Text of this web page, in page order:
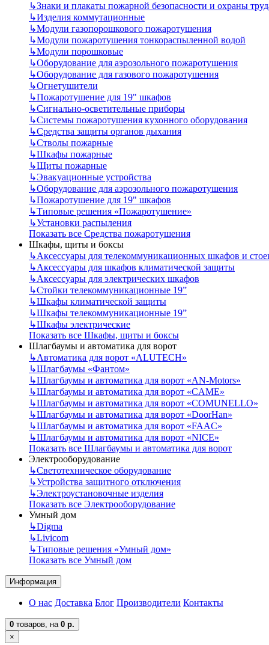
↳Знаки и плакаты пожарной безопасности и охраны
↳Изделия коммутационные
↳Модули газопорошкового пожаротушения
↳Модули пожаротушения тонкораспыленной водой
↳Модули порошковые
↳Оборудование для аэрозольного пожаротушения
↳Оборудование для газового пожаротушения
↳Огнетушители
↳Пожаротушение для 19" шкафов
↳Сигнально-осветительные приборы
↳Системы пожаротушения кухонного оборудования
↳Средства защиты органов дыхания
↳Стволы пожарные
↳Шкафы пожарные
↳Щиты пожарные
↳Эвакуационные устройства
↳Оборудование для аэрозольного пожаротушения
↳Пожаротушение для 19" шкафов
↳Типовые решения «Пожаротушение»
↳Установки распыления
Показать все Средства пожаротушения
Шкафы, щиты и боксы
↳Аксессуары для телекоммуникационных шкафов и
↳Аксессуары для шкафов климатической защиты
↳Аксессуары для электрических шкафов
↳Стойки телекоммуникационные 19”
↳Шкафы климатической защиты
↳Шкафы телекоммуникационные 19”
↳Шкафы электрические
Показать все Шкафы, щиты и боксы
Шлагбаумы и автоматика для ворот
↳Автоматика для ворот «ALUTECH»
↳Шлагбаумы «Фантом»
↳Шлагбаумы и автоматика для ворот «AN-Motors»
↳Шлагбаумы и автоматика для ворот «CAME»
↳Шлагбаумы и автоматика для ворот «COMUNELLO»
↳Шлагбаумы и автоматика для ворот «DoorHan»
↳Шлагбаумы и автоматика для ворот «FAAC»
↳Шлагбаумы и автоматика для ворот «NICE»
Показать все Шлагбаумы и автоматика для ворот
Электрооборудование
↳Светотехническое оборудование
↳Устройства защитного отключения
↳Электроустановочные изделия
Показать все Электрооборудование
Умный дом
↳Digma
↳Livicom
↳Типовые решения «Умный дом»
Показать все Умный дом
Информация
О нас Доставка Блог Производители Контакты
0 товаров, на 0 р.
×